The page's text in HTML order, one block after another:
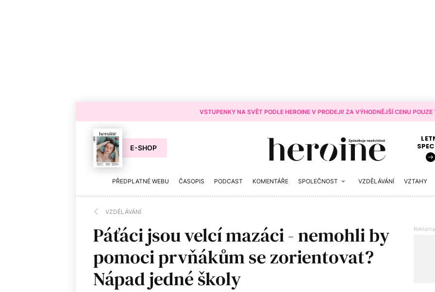
VSTUPENKY NA SVĚT PODLE HEROINE V PRODEJI! ZA VÝHODNĚJŠÍ CENU
E-SHOP
PŘEDPLATNÉ WEBU ČASOPIS PODCAST KOMENTÁŘE SPOLEČNOST VZDĚLÁVÁNÍ VZTAHY
VZDĚLÁVÁNÍ
Páťáci jsou velcí mazáci - nemohli by
pomoci prvňákům se zorientovat?
Nápad jedné školy